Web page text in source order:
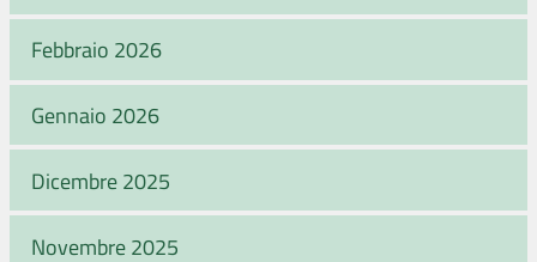
Febbraio 2026
Gennaio 2026
Dicembre 2025
Novembre 2025